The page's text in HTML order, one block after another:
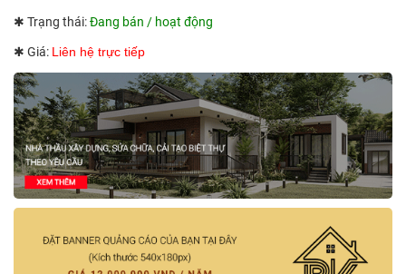
✱ Trạng thái:Đang bán / hoạt động
✱ Giá: Liên hệ trực tiếp